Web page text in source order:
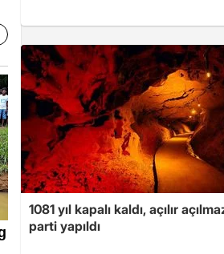
1081 yıl kapalı kaldı, açılır
parti yapıldı